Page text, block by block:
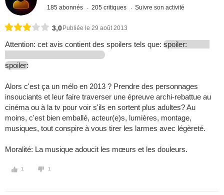
185 abonnés 205 critiques Suivre son activité
3,0 Publiée le 29 août 2013
Attention: cet avis contient des spoilers tels que: spoiler:
spoiler:
Alors c'est ça un mélo en 2013 ? Prendre des personnages
insouciants et leur faire traverser une épreuve archi-rebattue au
cinéma ou à la tv pour voir s'ils en sortent plus adultes? Au
moins, c'est bien emballé, acteur(e)s, lumières, montage,
musiques, tout conspire à vous tirer les larmes avec légèreté.
Moralité: La musique adoucit les mœurs et les douleurs.
1 1